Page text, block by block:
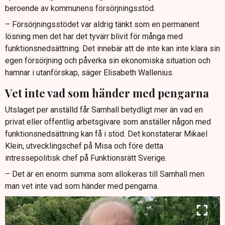
beroende av kommunens försörjningsstöd.
– Försörjningsstödet var aldrig tänkt som en permanent
lösning men det har det tyvärr blivit för många med
funktionsnedsättning. Det innebär att de inte kan inte klara sin
egen försörjning och påverka sin ekonomiska situation och
hamnar i utanförskap, säger Elisabeth Wallenius.
Vet inte vad som händer med pengarna
Utslaget per anställd får Samhall betydligt mer än vad en
privat eller offentlig arbetsgivare som anställer någon med
funktionsnedsättning kan få i stöd. Det konstaterar Mikael
Klein, utvecklingschef på Misa och före detta
intressepolitisk chef på Funktionsrätt Sverige.
– Det är en enorm summa som allokeras till Samhall men
man vet inte vad som händer med pengarna.